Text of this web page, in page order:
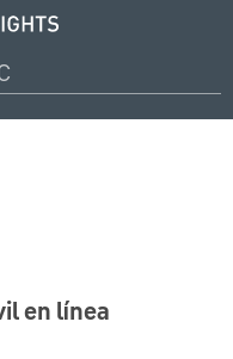
en línea